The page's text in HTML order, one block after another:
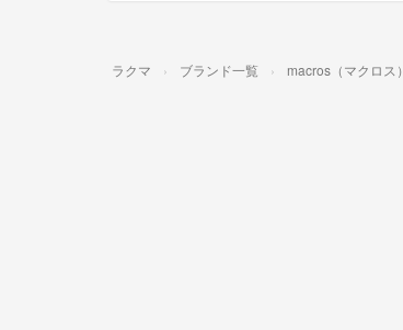
ラクマ ブランド一覧 macros（マクロス）